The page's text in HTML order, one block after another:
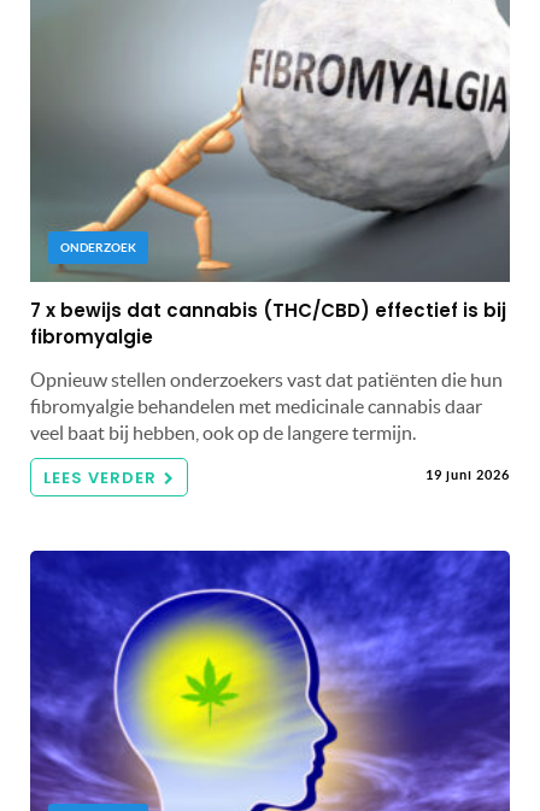
ONDERZOEK
7 x bewijs dat cannabis (THC/CBD) effectief is bij
fibromyalgie
Opnieuw stellen onderzoekers vast dat patiënten die hun
fibromyalgie behandelen met medicinale cannabis daar
veel baat bij hebben, ook op de langere termijn.
LEES VERDER 19 juni 2026